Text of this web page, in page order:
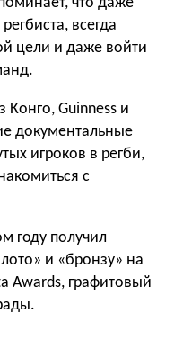
всегда
цели и даже войти
Конго, Guinness и
документальные
игроков в регби,
с
году получил
и «бронзу» на
Awards, графитовый